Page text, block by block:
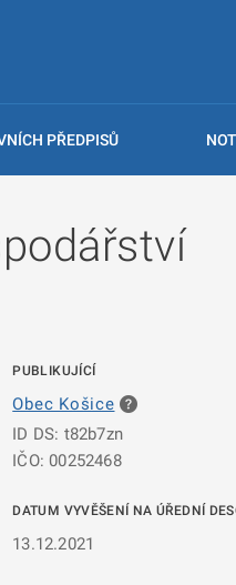
PŘEDPISŮ
PUBLIKUJÍCÍ
Obec Košice
ID DS: t82b7zn
IČO: 00252468
DATUM VYVĚŠENÍ NA ÚŘEDNÍ
13.12.2021